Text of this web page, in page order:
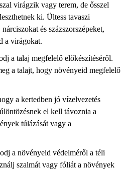
virágzik vagy terem, de ősszel
ki. Ültess tavaszi
és százszorszépeket,
a virágokat.
a talaj megfelelő előkészítéséről.
a talajt, hogy növényeid megfelelő
a kertedben jó vízelvezetés
el kell távoznia a
túlázását vagy a
a növényeid védelméről a téli
szalmát vagy fóliát a növények